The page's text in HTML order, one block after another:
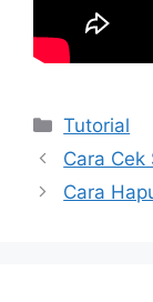
Kategori
Tutorial
Cara Cek
Cara